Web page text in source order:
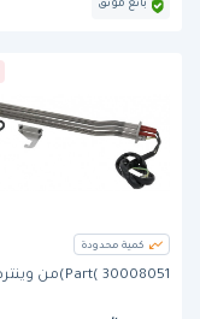
بائع موثق
كمية محدودة
Part( 30008051)من وينترهالتر